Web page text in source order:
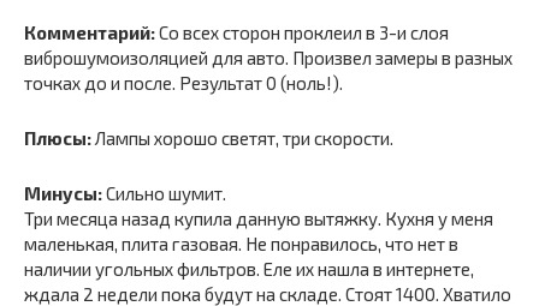
Комментарий:Со всех сторон проклеил в 3-и слоя
виброшумоизоляцией для авто. Произвел замеры в разных
точках до и после. Результат 0 (ноль!).
Плюсы:Лампы хорошо светят, три скорости.
Минусы:Сильно шумит.
Три месяца назад купила данную вытяжку. Кухня у меня
маленькая, плита газовая. Не понравилось, что нет в
наличии угольных фильтров. Еле их нашла в интернете,
ждала 2 недели пока будут на складе. Стоят 1400. Хватило